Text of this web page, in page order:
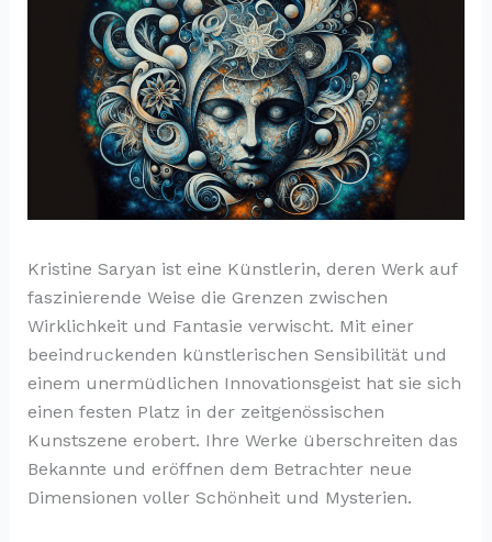
Kristine Saryan ist eine Künstlerin, deren Werk auf
faszinierende Weise die Grenzen zwischen
Wirklichkeit und Fantasie verwischt. Mit einer
beeindruckenden künstlerischen Sensibilität und
einem unermüdlichen Innovationsgeist hat sie sich
einen festen Platz in der zeitgenössischen
Kunstszene erobert. Ihre Werke überschreiten das
Bekannte und eröffnen dem Betrachter neue
Dimensionen voller Schönheit und Mysterien.